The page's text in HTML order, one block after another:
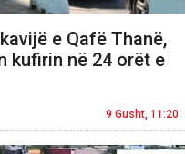
e Qafë Thanë,
kufirin në 24 orët e
9 Gusht, 11:20